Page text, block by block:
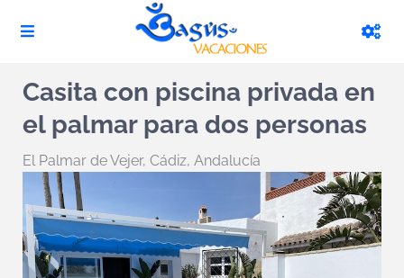
Casita con piscina privada en
el palmar para dos personas
El Palmar de Vejer, Cádiz, Andalucía